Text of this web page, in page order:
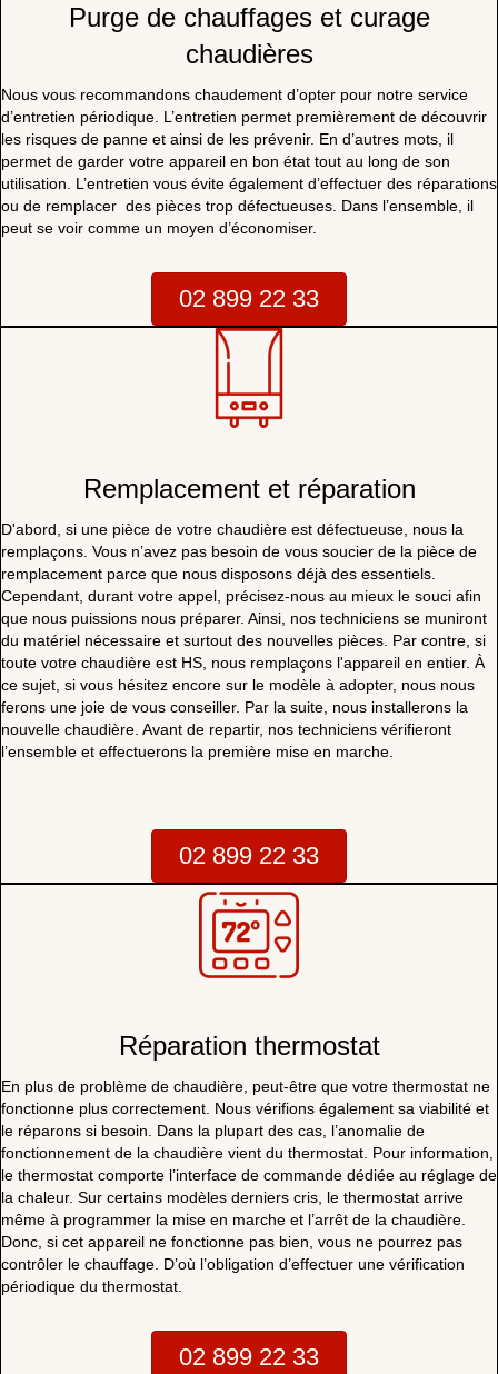
Purge de chauffages et curage
chaudières
Nous vous recommandons chaudement d’opter pour notre service
d’entretien périodique. L’entretien permet premièrement de découvrir
les risques de panne et ainsi de les prévenir. En d’autres mots, il
permet de garder votre appareil en bon état tout au long de son
utilisation. L’entretien vous évite également d’effectuer des réparations
ou de remplacer des pièces trop défectueuses. Dans l’ensemble, il
peut se voir comme un moyen d’économiser.
02 899 22 33
Remplacement et réparation
D'abord, si une pièce de votre chaudière est défectueuse, nous la
remplaçons. Vous n’avez pas besoin de vous soucier de la pièce de
remplacement parce que nous disposons déjà des essentiels.
Cependant, durant votre appel, précisez-nous au mieux le souci afin
que nous puissions nous préparer. Ainsi, nos techniciens se muniront
du matériel nécessaire et surtout des nouvelles pièces. Par contre, si
toute votre chaudière est HS, nous remplaçons l'appareil en entier. À
ce sujet, si vous hésitez encore sur le modèle à adopter, nous nous
ferons une joie de vous conseiller. Par la suite, nous installerons la
nouvelle chaudière. Avant de repartir, nos techniciens vérifieront
l’ensemble et effectuerons la première mise en marche.
02 899 22 33
Réparation thermostat
En plus de problème de chaudière, peut-être que votre thermostat ne
fonctionne plus correctement. Nous vérifions également sa viabilité et
le réparons si besoin. Dans la plupart des cas, l’anomalie de
fonctionnement de la chaudière vient du thermostat. Pour information,
le thermostat comporte l’interface de commande dédiée au réglage de
la chaleur. Sur certains modèles derniers cris, le thermostat arrive
même à programmer la mise en marche et l’arrêt de la chaudière.
Donc, si cet appareil ne fonctionne pas bien, vous ne pourrez pas
contrôler le chauffage. D’où l’obligation d’effectuer une vérification
périodique du thermostat.
02 899 22 33